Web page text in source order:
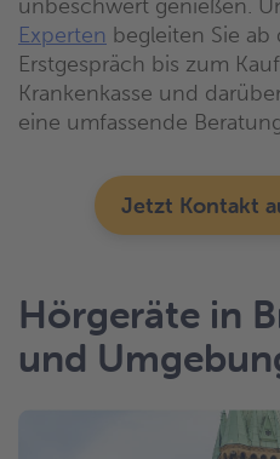
unbeschwert genießen.
Experten begleiten Sie
Erstgespräch bis zum
Krankenkasse und
eine umfassende
Jetzt Kontakt
Hörgeräte in
und